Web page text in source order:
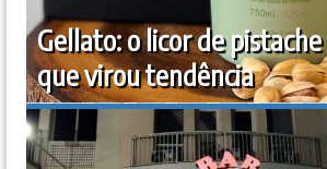
Gellato: o licor de
que virou tendência